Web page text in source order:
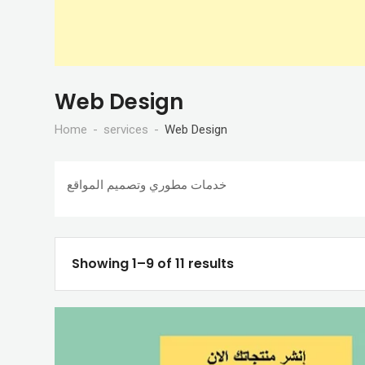
Web Design
Home services Web Design
خدمات مطوري وتصميم المواقع
Showing 1–9 of 11 results